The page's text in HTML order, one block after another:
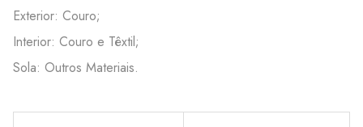
Exterior: Couro;
Interior: Couro e Têxtil;
Sola: Outros Materiais.